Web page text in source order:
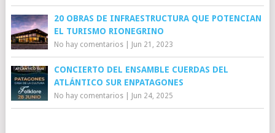
20 OBRAS DE INFRAESTRUCTURA QUE POTENCIAN
EL TURISMO RIONEGRINO
No hay comentarios| Jun 21, 2023
CONCIERTO DEL ENSAMBLE CUERDAS DEL
ATLÁNTICO SUR ENPATAGONES
No hay comentarios| Jun 24, 2025